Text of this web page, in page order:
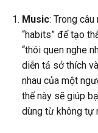
Music: Trong
“habits” để tạo
“thói quen nghe
diễn tả sở thích
nhau của một
thế này sẽ giúp
dùng từ không tự